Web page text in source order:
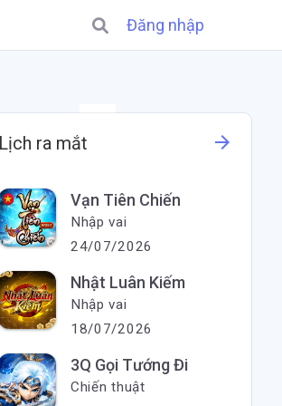
Đăng nhập
Lịch ra mắt arrow_forward
Vạn Tiên Chiến
Nhập vai
24/07/2026
Nhật Luân Kiếm
Nhập vai
18/07/2026
3Q Gọi Tướng Đi
Chiến thuật